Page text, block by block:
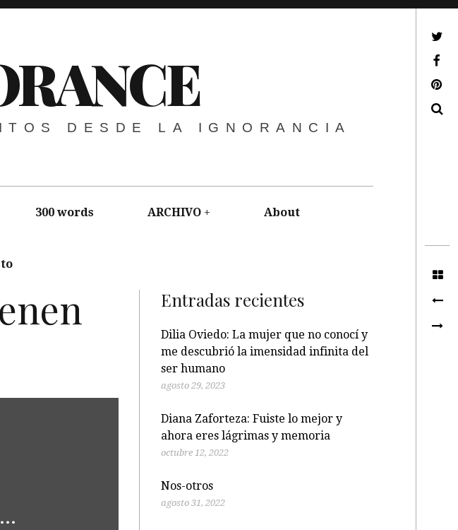
DESDE LA IGNORANCIA
300 words ARCHIVO About
Entradas recientes
Dilia Oviedo: La mujer que no conocí y
me descubrió la imensidad infinita del
ser humano
agosto 29, 2023
Diana Zaforteza: Fuiste lo mejor y
ahora eres lágrimas y memoria
octubre 12, 2022
Nos-otros
agosto 31, 2022